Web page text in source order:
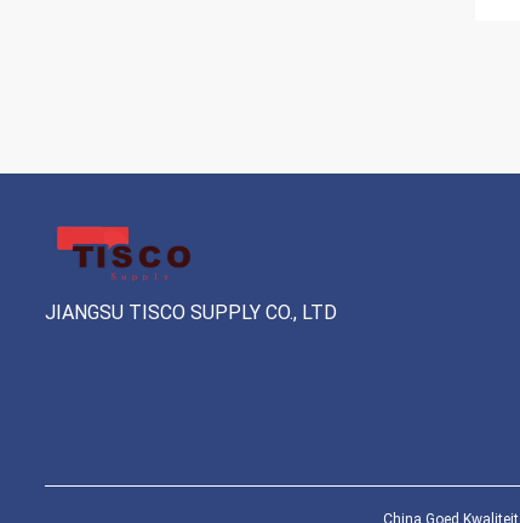
JIANGSU TISCO SUPPLY CO., LTD
China Goed